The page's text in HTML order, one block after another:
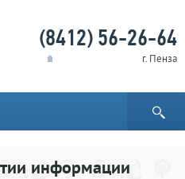
(8412) 56-26-64
г. Пенза
информации